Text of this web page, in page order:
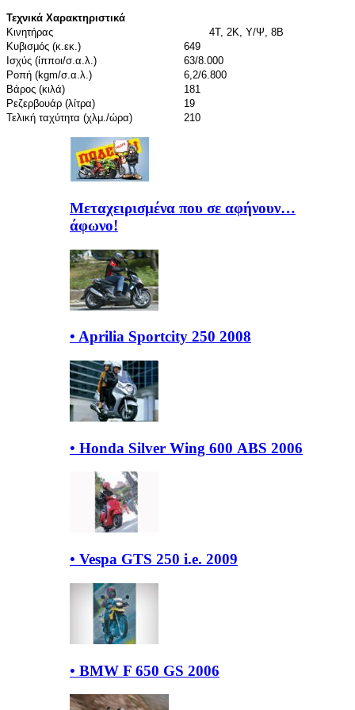
Τεχνικά Χαρακτηριστικά
Κινητήρας
4Τ, 2Κ, Υ/Ψ, 8Β
Κυβισμός (κ.εκ.)
649
Ισχύς (ίπποι/σ.α.λ.)
63/8.000
Ροπή (kgm/σ.α.λ.)
6,2/6.800
Βάρος (κιλά)
181
Ρεζερβουάρ (λίτρα)
19
Τελική ταχύτητα (χλμ./ώρα)
210
Μεταχειρισμένα που σε αφήνουν…
άφωνο!
• Aprilia Sportcity 250 2008
• Honda Silver Wing 600 ΑΒS 2006
• Vespa GTS 250 i.e. 2009
• BMW F 650 GS 2006